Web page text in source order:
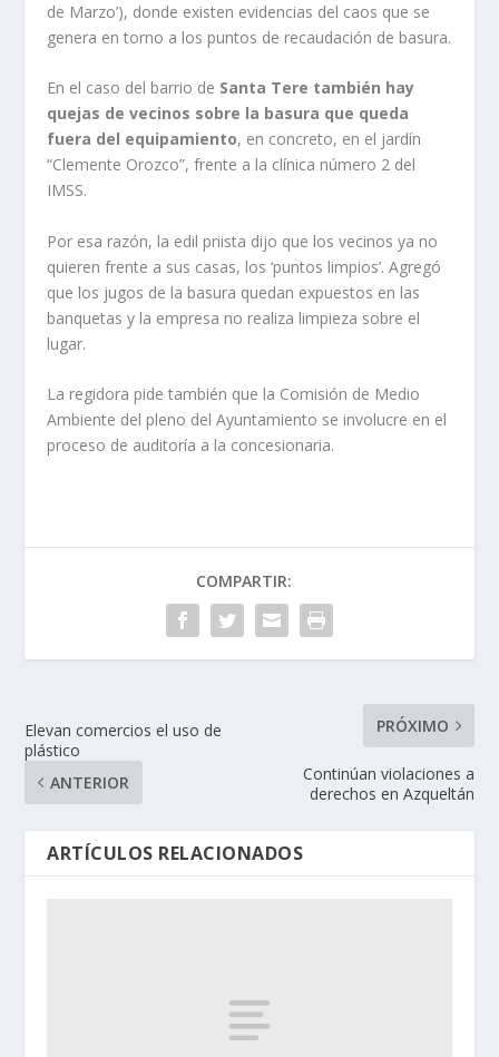
de Marzo’), donde existen evidencias del caos que se
genera en torno a los puntos de recaudación de basura.
En el caso del barrio de Santa Tere también hay
quejas de vecinos sobre la basura que queda
fuera del equipamiento, en concreto, en el jardín
“Clemente Orozco”, frente a la clínica número 2 del
IMSS.
Por esa razón, la edil priista dijo que los vecinos ya no
quieren frente a sus casas, los ‘puntos limpios’. Agregó
que los jugos de la basura quedan expuestos en las
banquetas y la empresa no realiza limpieza sobre el
lugar.
La regidora pide también que la Comisión de Medio
Ambiente del pleno del Ayuntamiento se involucre en el
proceso de auditoría a la concesionaria.
COMPARTIR:
Elevan comercios el uso de
plástico
ANTERIOR
PRÓXIMO
Continúan violaciones a
derechos en Azqueltán
ARTÍCULOS RELACIONADOS